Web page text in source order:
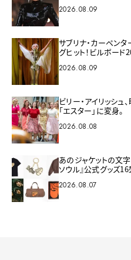
2026.08.09
サブリナ・カーペン
グヒット！ビルボー
2026.08.09
ビリー・アイリッシュ
「エスター」に変身。
2026.08.08
あのジャケットの文字
ソウル』公式グッズ
2026.08.07